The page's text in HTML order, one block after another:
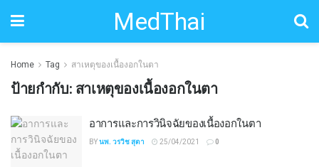
MedThai
Home Tag สาเหตุของเนื้องอกในตา
ป้ายกำกับ: สาเหตุของเนื้องอกในตา
อาการและการวินิจฉัยของเนื้องอกในตา
BYนพ. วรวิช สุตา 25/04/2021 0